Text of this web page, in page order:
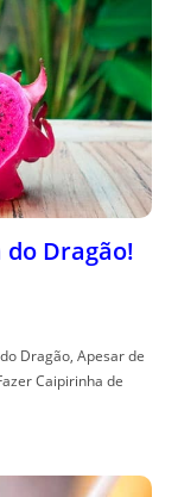
Dragão!
Dragão, Apesar de
Caipirinha de